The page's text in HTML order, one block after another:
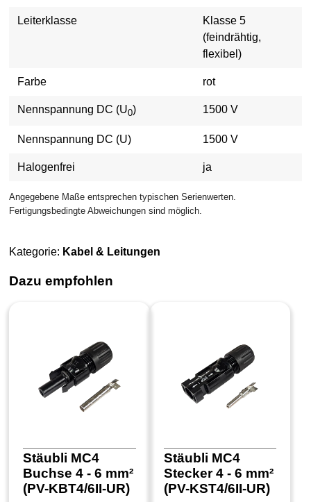
Leiterklasse
Klasse 5
(feindrähtig,
flexibel)
Farbe rot
Nennspannung DC (U0) 1500 V
Nennspannung DC (U) 1500 V
Halogenfrei ja
Angegebene Maße entsprechen typischen Serienwerten.
Fertigungsbedingte Abweichungen sind möglich.
Kategorie: Kabel & Leitungen
Dazu empfohlen
Stäubli MC4
Buchse 4 - 6 mm²
(PV-KBT4/6II-UR)
Stäubli MC4
Stecker 4 - 6 mm²
(PV-KST4/6II-UR)